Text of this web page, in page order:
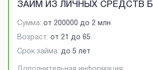
ЗАЙМ ИЗ ЛИЧНЫХ СРЕДСТВ
Сумма: от 200000 до 2 млн
Возраст: от 21 до 65
Срок займа: до 5 лет